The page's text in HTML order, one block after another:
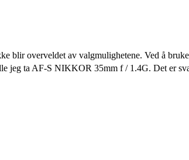
blir overveldet av valgmulighetene. Ved å
jeg ta AF-S NIKKOR 35mm f / 1.4G. Det er